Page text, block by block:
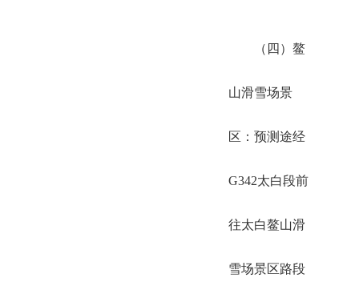
（四）鳌
山滑雪场景
区：预测途经
G342太白段前
往太白鳌山滑
雪场景区路段